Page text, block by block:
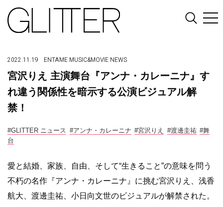
2022.11.19 ENTAME MUSIC&MOVIE NEWS
宮沢りえ 主演舞台『アンナ・カレーニナ』す
れ違う関係性を暗示する公演ビジュアル解
禁！
#GLITTER ニュース #アンナ・カレーニナ #宮沢りえ #渡邊圭祐 #舞
台
愛と結婚、家族、自由、そして“生きること”の意味を問う
不朽の名作『アンナ・カレーニナ』に挑む宮沢りえ、浅香
航大、渡邊圭祐、小日向文世のビジュアルが解禁された。